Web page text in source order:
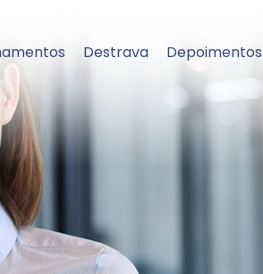
Destrava Depoimentos